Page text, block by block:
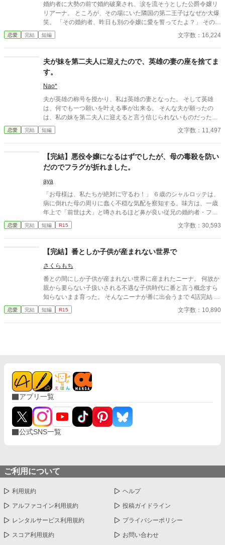
婚約者に大勢の前で婚約破棄され、涙を流そうとした公爵令嬢リ
リアーナ。 ところが、その場にいた隣国の第二王子はなぜか大爆
笑。 「その婚約者、昨日も別の令嬢に愛を誓ってたよ？」 その一
言から、元婚約者の嘘は次々と暴かれ、自滅の連続！ 泣くはずだ
った婚約破棄は、笑いと溺愛にあふれた人生逆転劇の幕開けだっ
恋愛 完結 短編 文字数：16,224
夫が妹を第二夫人に迎えたので、英雄の妻の座を捨てま
す。
Nao*
夫が英雄の称号を授かり、私は英雄の妻となった。 そして英雄
は、何でも一つ願いを叶える事が出来る。 そんな夫が願ったの
は、私の妹を第二夫人に迎えると言う信じられないものだった。
これまで夫の為に祈りを捧げて来たと言うのに、私は彼に手酷く
裏切られたのだ──。 （1万字以上と少し長いので、短編集とは別
恋愛 完結 短編 文字数：11,497
【完結】悪役令嬢になるはずでしたが、母の毒殺を防い
だのでフラグが折れました。
aya
「お母様は、私たちが絶対に守るわ！」 ６歳のシャルロッテは、
病に倒れた母の周りに蠢く不穏な気配を察知する。味方は、一歳
年上で「前世は犬」と噂されるほど鼻が良い従兄の婚約者・フェ
ルゼン。二人の小さな名探偵は、周囲には微笑ましい「推理ごっ
こ」に見せかけ、いたずらを武器に毒殺の陰謀を暴いていく！ 北
悪党どもを徹底的に叩き潰した十数年後――。 異母妹を名乗る少
恋愛 完結 短編 R15 文字数：30,593
【完結】番としか子供が産まれない世界で
さくらもち
番との間にしか子供が産まれない世界に産まれたニーナ。 何故か
親から要らない子扱いされる不遇な子供時代に番と言う概念すら
知らないまま育った。 そんなニーナが番に出会うまで 4話完結 出
会えたところで話は終わってます。
恋愛 完結 短編 R15 文字数：10,890
アプリ一覧
公式SNS一覧
ご利用について
利用規約 ヘルプ
アルファコイン利用規約 投稿ガイドライン
レンタルサービス利用規約 プライバシーポリシー
スコア利用規約 お問い合わせ